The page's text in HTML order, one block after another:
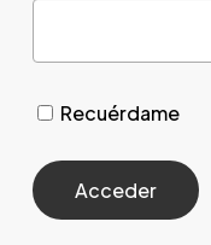
Recuérdame